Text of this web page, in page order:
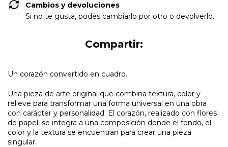
Cambios y devoluciones
Si no te gusta, podés cambiarlo por otro o devolverlo.
Compartir:
Un corazón convertido en cuadro.
Una pieza de arte original que combina textura, color y
relieve para transformar una forma universal en una obra
con carácter y personalidad. El corazón, realizado con flores
de papel, se integra a una composición donde el fondo, el
color y la textura se encuentran para crear una pieza
singular.